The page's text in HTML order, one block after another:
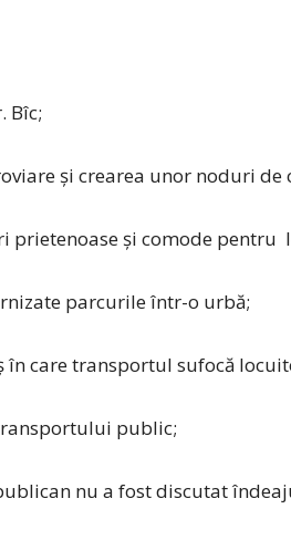
Bîc;
și crearea unor noduri de
prietenoase și comode
parcurile într-o urbă;
în care transportul sufocă
public;
nu a fost discutat